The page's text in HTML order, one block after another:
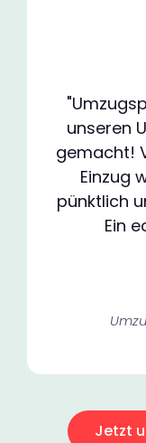
unseren
gemacht!
Einzug
pünktlich
Ein
Jetzt